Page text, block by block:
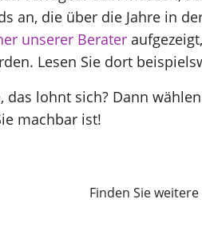
an, die über die Jahre in
unserer Berater
Lesen Sie dort
das lohnt sich? Dann
machbar ist!
Finden Sie